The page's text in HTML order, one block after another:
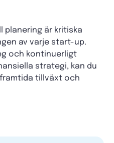
planering är kritiska
av varje start-up.
och kontinuerligt
strategi, kan du
tillväxt och